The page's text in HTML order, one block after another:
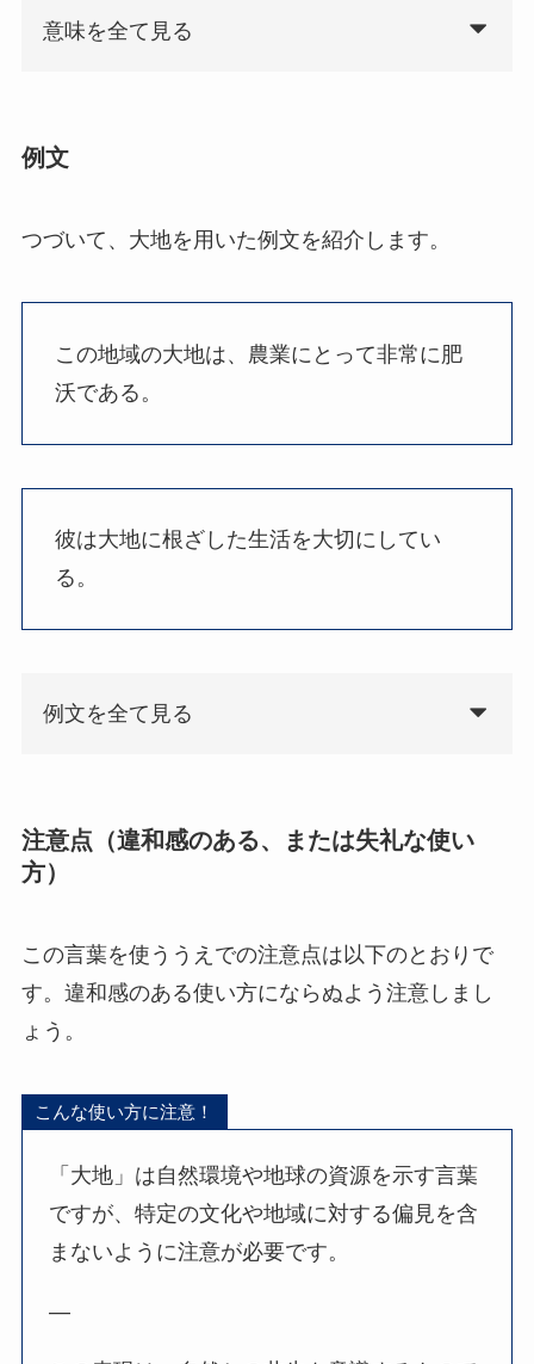
意味を全て見る
例文
つづいて、大地を用いた例文を紹介します。
この地域の大地は、農業にとって非常に肥
沃である。
彼は大地に根ざした生活を大切にしてい
る。
例文を全て見る
注意点（違和感のある、または失礼な使い
方）
この言葉を使ううえでの注意点は以下のとおりで
す。違和感のある使い方にならぬよう注意しまし
ょう。
こんな使い方に注意！
「大地」は自然環境や地球の資源を示す言葉
ですが、特定の文化や地域に対する偏見を含
まないように注意が必要です。
—